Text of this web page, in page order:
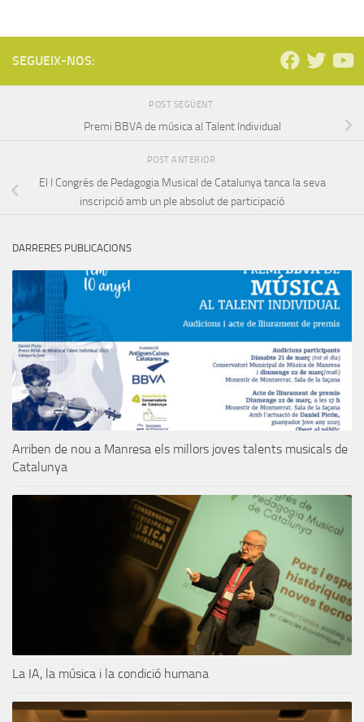
SEGUEIX-NOS:
POST SEGÜENT
Premi BBVA de música al Talent Individual
POST ANTERIOR
El I Congrés de Pedagogia Musical de Catalunya tanca la seva
inscripció amb un ple absolut de participació
DARRERES PUBLICACIONS
Arriben de nou a Manresa els millors joves talents musicals de
Catalunya
La IA, la música i la condició humana